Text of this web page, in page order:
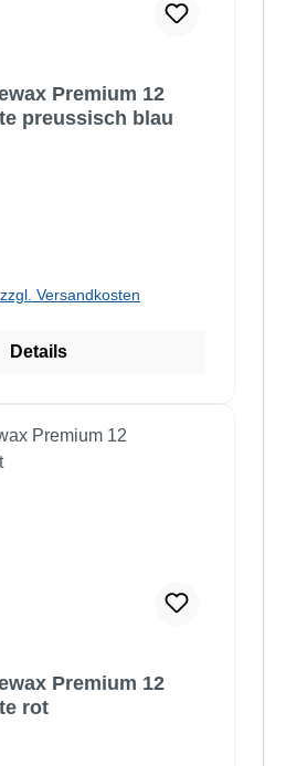
Premium 12
preussisch blau
Versandkosten
Details
Premium 12
rot